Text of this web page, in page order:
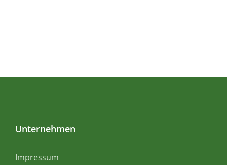
Unternehmen
Impressum